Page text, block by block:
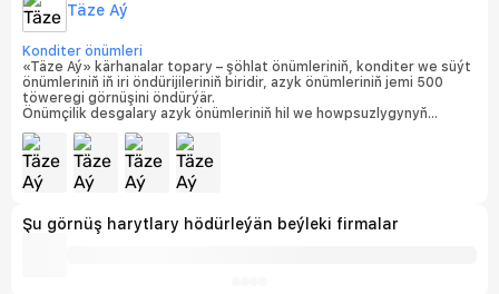
Täze Aý
Konditer önümleri
«Täze Aý» kärhanalar topary – şöhlat önümleriniň, konditer we süýt
önümleriniň iň iri öndürijileriniň biridir, azyk önümleriniň jemi 500
töweregi görnüşini öndürýär.
Önümçilik desgalary azyk önümleriniň hil we howpsuzlygynyň
halkara standartlarynyň talaplaryna laýyklykda
sertifikatlaşdyrylandyr. Kärhanalarda ISO 9001:2015 talaplaryna
laýyk gelýän hil dolandyryş ulgamy hem-de ISO 22000:2018 azyk
önümleriniň howpsuzlygyny dolandyrmak ulgamy işläp gelýär, bu
bolsa her bir fabrigiň degişlilyk şahadatnamalarynyň bolmagy bilen
Şu görnüş harytlary hödürleýän beýleki firmalar